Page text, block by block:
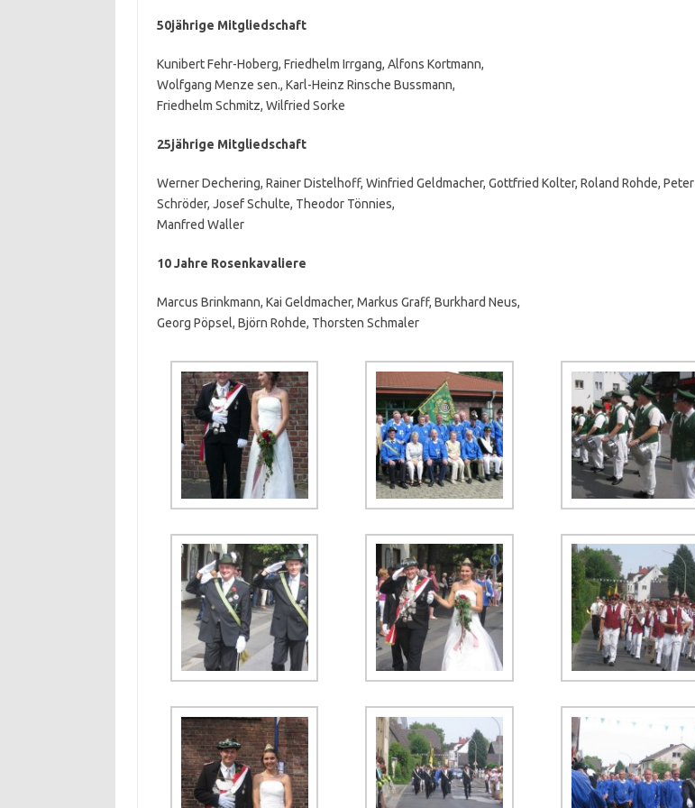
50jährige Mitgliedschaft
Kunibert Fehr-Hoberg, Friedhelm Irrgang, Alfons Kortmann,
Wolfgang Menze sen., Karl-Heinz Rinsche Bussmann,
Friedhelm Schmitz, Wilfried Sorke
25jährige Mitgliedschaft
Werner Dechering, Rainer Distelhoff, Winfried Geldmacher, Gottfried Kolter, Roland Rohde, Peter
Schröder, Josef Schulte, Theodor Tönnies,
Manfred Waller
10 Jahre Rosenkavaliere
Marcus Brinkmann, Kai Geldmacher, Markus Graff, Burkhard Neus,
Georg Pöpsel, Björn Rohde, Thorsten Schmaler